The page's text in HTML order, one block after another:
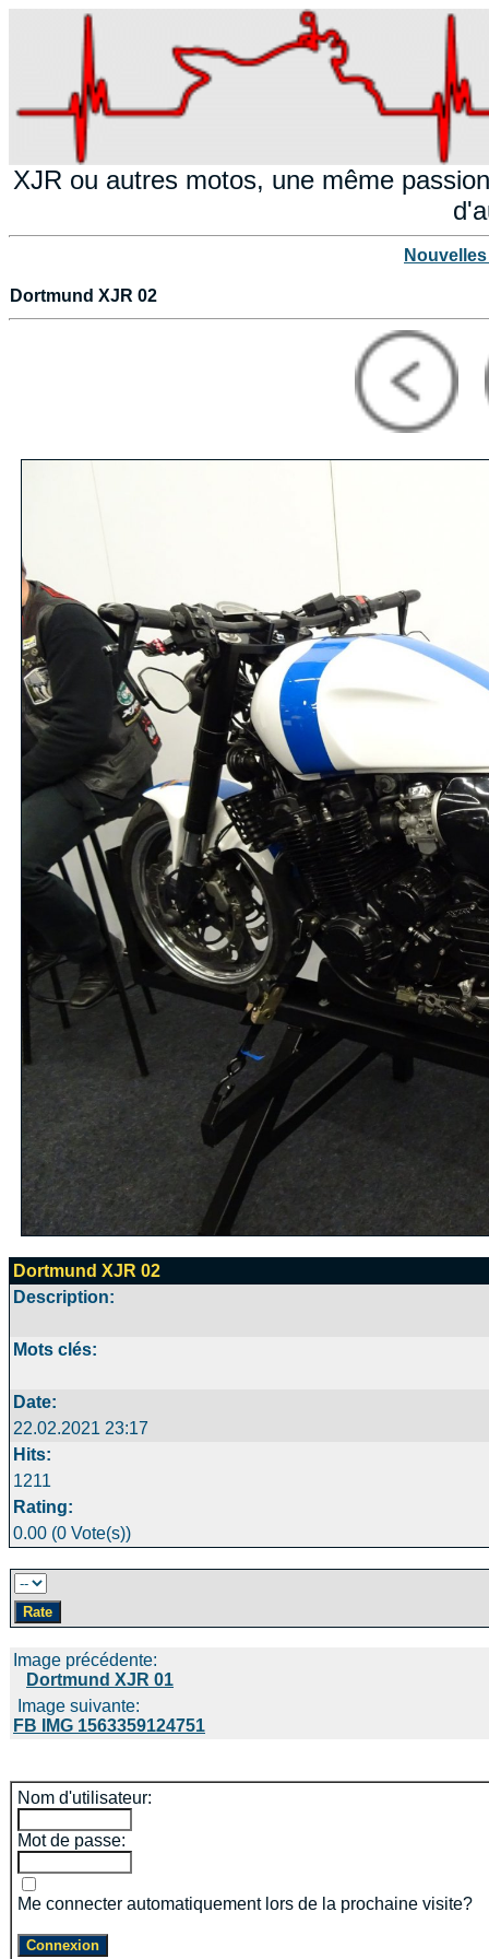
XJR ou autres motos, une même
Dortmund XJR 02
Dortmund XJR 02
Description:
Mots clés:
Date:
22.02.2021 23:17
Hits:
1211
Rating:
0.00 (0 Vote(s))
Image précédente:
Dortmund XJR 01
Image suivante:
FB IMG 1563359124751
Nom d'utilisateur:
Mot de passe:
Me connecter automatiquement lors de la prochaine visite?